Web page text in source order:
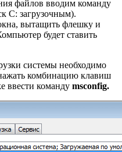
файлов вводим команду
С: загрузочным).
вытащить флешку и
будет ставить
системы необходимо
комбинацию клавиш
ввести команду msconfig.